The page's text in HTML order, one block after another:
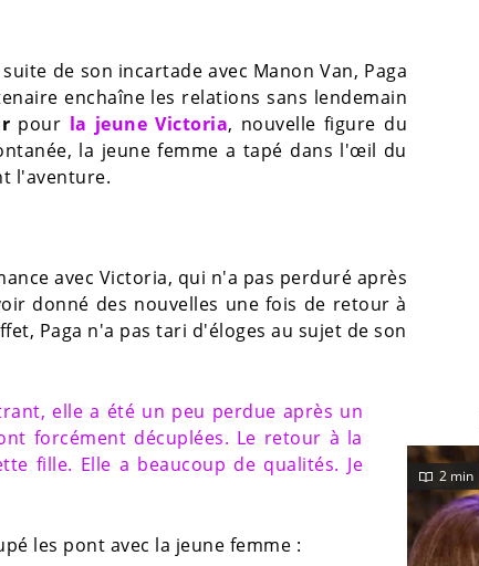
de son incartade avec Manon Van, Paga
enchaîne les relations sans lendemain
pour la jeune Victoria, nouvelle figure du
la jeune femme a tapé dans l'œil du
l'aventure.
avec Victoria, qui n'a pas perduré après
donné des nouvelles une fois de retour à
Paga n'a pas tari d'éloges au sujet de son
elle a été un peu perdue après un
forcément décuplées. Le retour à la
fille. Elle a beaucoup de qualités. Je
les pont avec la jeune femme :
2 min